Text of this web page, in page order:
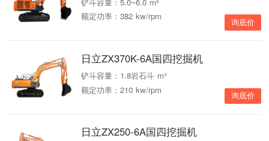
额定功率：382 kw/rpm
询底价
日立ZX370K-6A国四挖掘机
铲斗容量：1.8岩石斗 m³
额定功率：210 kw/rpm
询底价
日立ZX250-6A国四挖掘机